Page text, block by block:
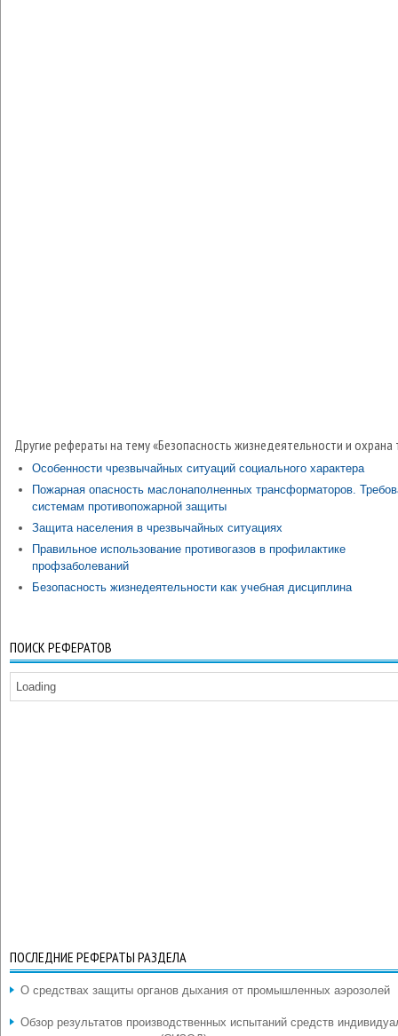
Другие рефераты на тему «Безопасность жизнедеятельности и охрана
Особенности чрезвычайных ситуаций социального характера
Пожарная опасность маслонаполненных трансформаторов.
системам противопожарной защиты
Защита населения в чрезвычайных ситуациях
Правильное использование противогазов в профилактике
профзаболеваний
Безопасность жизнедеятельности как учебная дисциплина
ПОИСК РЕФЕРАТОВ
Loading
ПОСЛЕДНИЕ РЕФЕРАТЫ РАЗДЕЛА
О средствах защиты органов дыхания от промышленных аэрозолей
Обзор результатов производственных испытаний средств